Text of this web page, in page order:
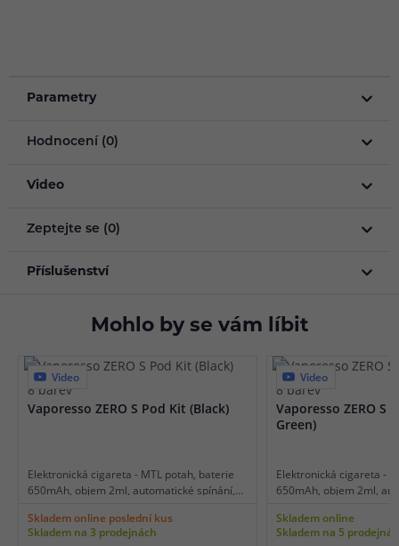
Parametry
Hodnocení (0)
Video
Zeptejte se (0)
Příslušenství
Mohlo by se vám líbit
Video
8 barev
Vaporesso ZERO S Pod Kit (Black)
Elektronická cigareta - MTL potah, baterie
650mAh, objem 2ml, automatické spínání,
indikace stavu baterie, cartridge Vaporesso
ZERO.
Skladem online poslední kus
Skladem na 3 prodejnách
Video
8 barev
Vaporesso ZERO S
Green)
Elektronická cigareta -
650mAh, objem 2ml,
indikace stavu baterie,
ZERO.
Skladem online
Skladem na 5